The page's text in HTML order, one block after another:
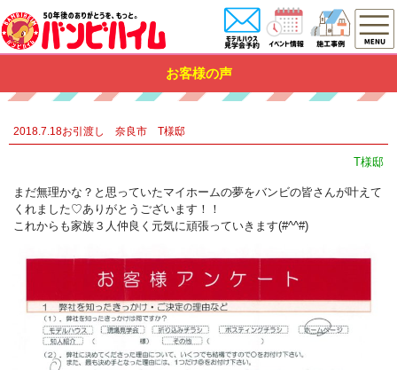
お客様の声
2018.7.18お引渡し 奈良市 T様邸
T様邸
まだ無理かな？と思っていたマイホームの夢をバンビの皆さんが叶えて
くれました♡ありがとうございます！！
これからも家族３人仲良く元気に頑張っていきます(#^^#)